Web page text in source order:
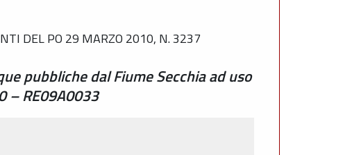
DEL PO 29 MARZO 2010, N. 3237
pubbliche dal Fiume Secchia ad uso
– RE09A0033